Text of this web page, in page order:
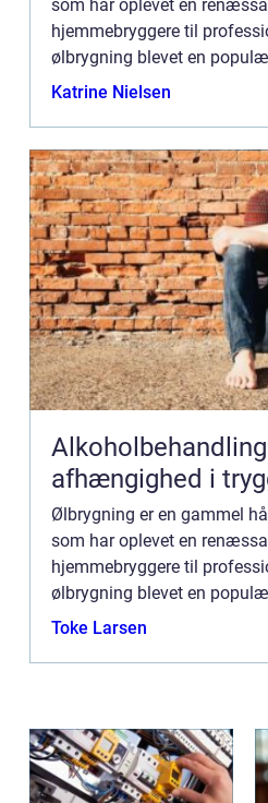
som har oplevet en
hjemmebryggere til
ølbrygning blevet en
blomstrende industri. I...
Katrine Nielsen
afhængighed i
Ølbrygning er en gammel
som har oplevet en
hjemmebryggere til
ølbrygning blevet en
blomstrende industri. I...
Toke Larsen